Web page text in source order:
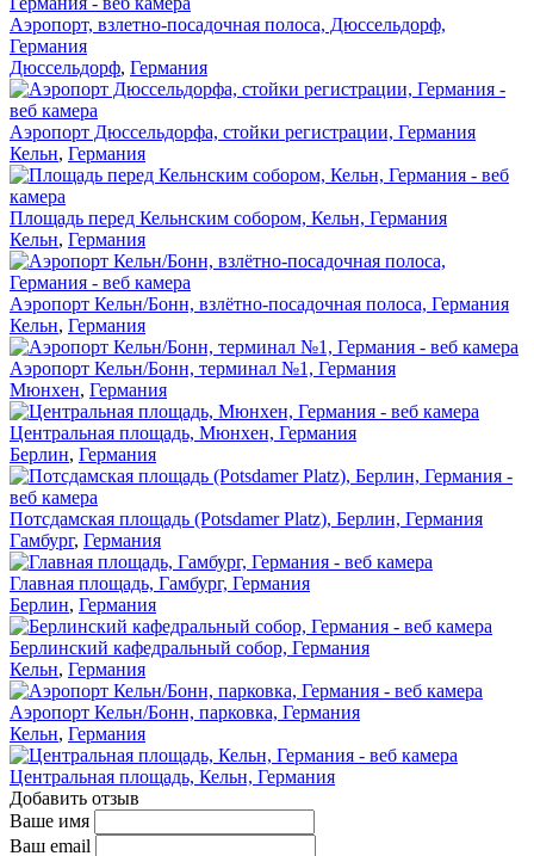
Аэропорт, взлетно-посадочная полоса, Дюссельдорф,
Германия
Дюссельдорф, Германия
Аэропорт Дюссельдорфа, стойки регистрации, Германия
Кельн, Германия
Площадь перед Кельнским собором, Кельн, Германия
Кельн, Германия
Аэропорт Кельн/Бонн, взлётно-посадочная полоса, Германия
Кельн, Германия
Аэропорт Кельн/Бонн, терминал №1, Германия
Мюнхен, Германия
Центральная площадь, Мюнхен, Германия
Берлин, Германия
Потсдамская площадь (Potsdamer Platz), Берлин, Германия
Гамбург, Германия
Главная площадь, Гамбург, Германия
Берлин, Германия
Берлинский кафедральный собор, Германия
Кельн, Германия
Аэропорт Кельн/Бонн, парковка, Германия
Кельн, Германия
Центральная площадь, Кельн, Германия
Добавить отзыв
Ваше имя
Ваш email